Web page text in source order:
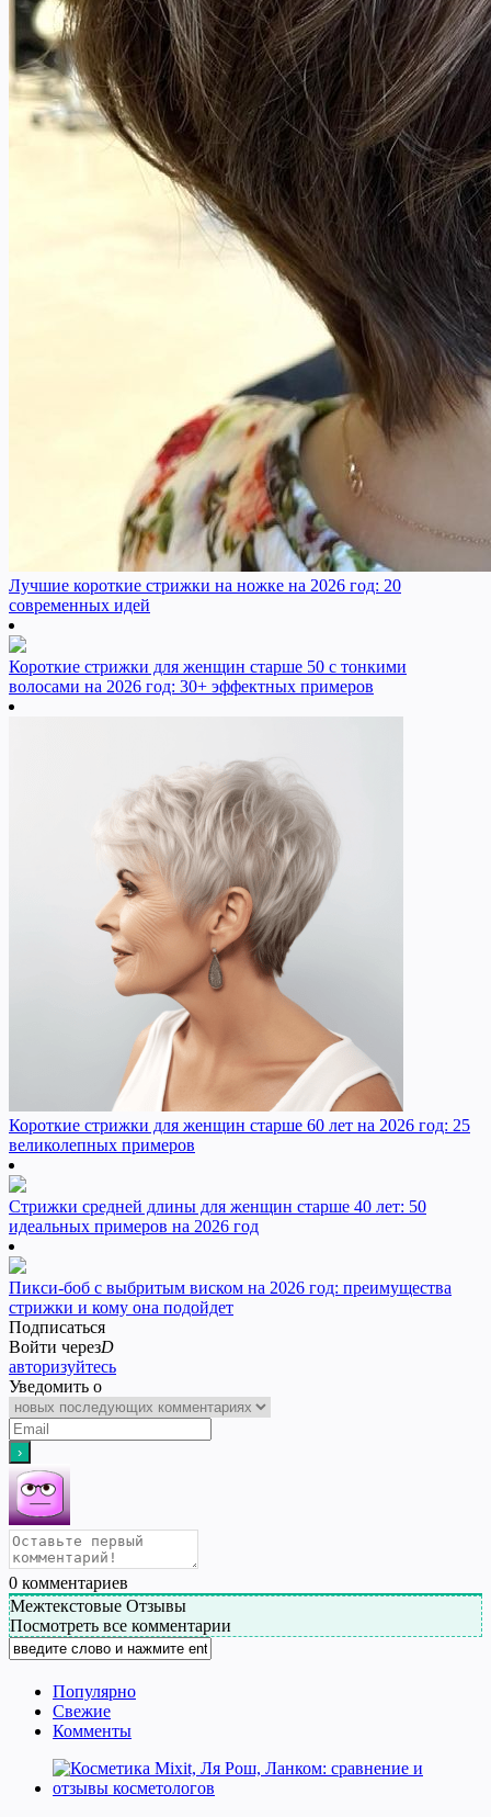
Лучшие короткие стрижки на ножке на 2026 год: 20
современных идей
Короткие стрижки для женщин старше 50 с тонкими
волосами на 2026 год: 30+ эффектных примеров
Короткие стрижки для женщин старше 60 лет на 2026 год: 25
великолепных примеров
Стрижки средней длины для женщин старше 40 лет: 50
идеальных примеров на 2026 год
Пикси-боб с выбритым виском на 2026 год: преимущества
стрижки и кому она подойдет
Подписаться
Войти черезD
авторизуйтесь
Уведомить о
0 комментариев
Межтекстовые Отзывы
Посмотреть все комментарии
Популярно
Свежие
Комменты